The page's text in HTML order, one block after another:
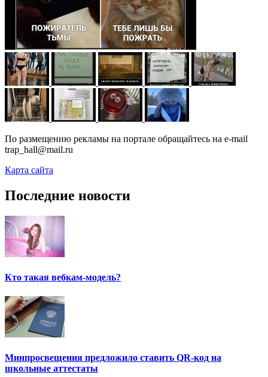
По размещению рекламы на портале обращайтесь на e-mail
trap_hall@mail.ru
Карта сайта
Последние новости
Кто такая вебкам-модель?
Минпросвещения предложило ставить QR-код на
школьные аттестаты